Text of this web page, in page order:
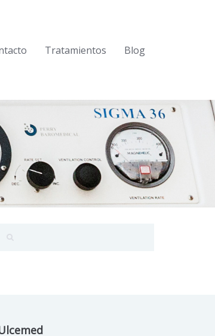
Tratamientos Blog